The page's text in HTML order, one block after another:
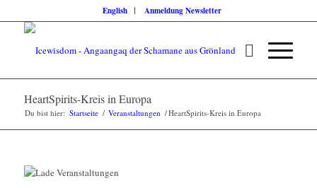
English Anmeldung Newsletter
HeartSpirits-Kreis in Europa
Du bist hier: Startseite / Veranstaltungen /HeartSpirits-Kreis in Europa